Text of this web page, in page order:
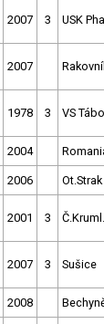
2007 3 USK Pha
2007
1978 3 VS
2004
2006 Ot.Strak
2001 3 Č.Kruml.
2007 3 Sušice
2008